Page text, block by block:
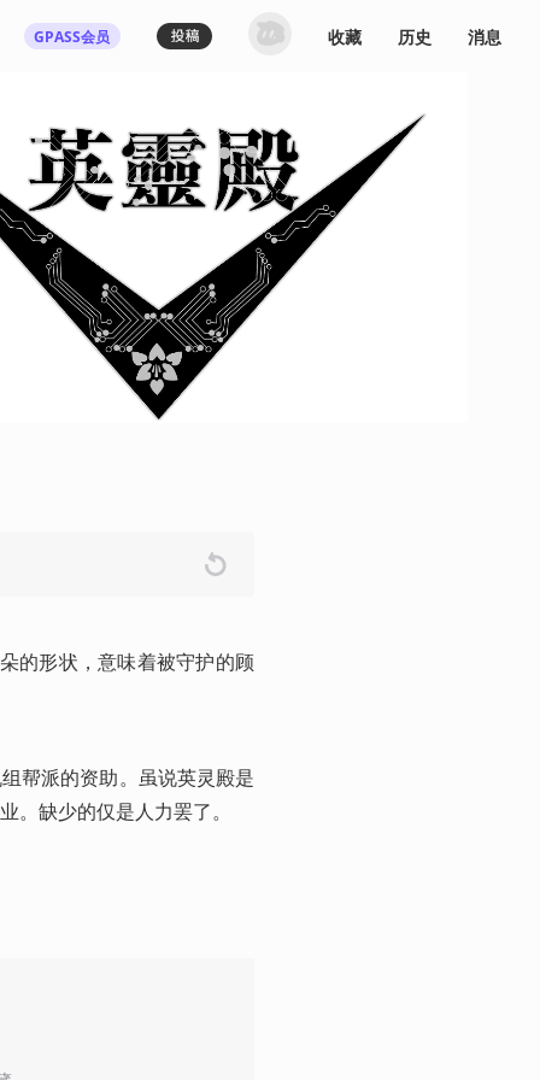
GPASS会员 收藏 历史 消息
的形状，意味着被守护的顾
帮派的资助。虽说英灵殿是
。缺少的仅是人力罢了。